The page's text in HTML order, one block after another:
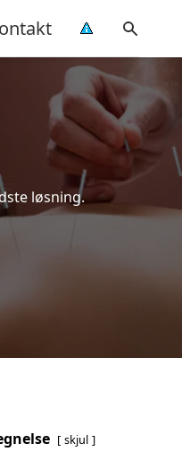
løsning.
skjul